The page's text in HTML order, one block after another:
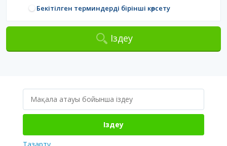
Бекітілген терминдерді бірінші көрсету
Іздеу
Іздеу
Тазарту